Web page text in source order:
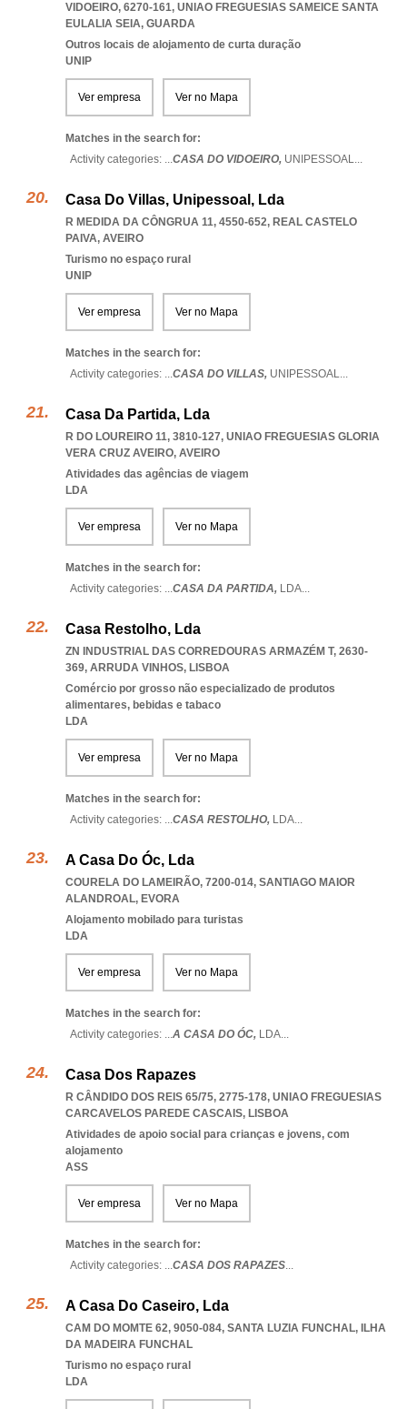
VIDOEIRO, 6270-161, UNIAO FREGUESIAS SAMEICE SANTA
EULALIA SEIA, GUARDA
Outros locais de alojamento de curta duração
UNIP
Ver empresa Ver no Mapa
Matches in the search for:
Activity categories: ...CASA DO VIDOEIRO, UNIPESSOAL...
Casa Do Villas, Unipessoal, Lda
R MEDIDA DA CÔNGRUA 11, 4550-652, REAL CASTELO
PAIVA, AVEIRO
Turismo no espaço rural
UNIP
Ver empresa Ver no Mapa
Matches in the search for:
Activity categories: ...CASA DO VILLAS, UNIPESSOAL...
Casa Da Partida, Lda
R DO LOUREIRO 11, 3810-127, UNIAO FREGUESIAS GLORIA
VERA CRUZ AVEIRO, AVEIRO
Atividades das agências de viagem
LDA
Ver empresa Ver no Mapa
Matches in the search for:
Activity categories: ...CASA DA PARTIDA, LDA...
Casa Restolho, Lda
ZN INDUSTRIAL DAS CORREDOURAS ARMAZÉM T, 2630-
369, ARRUDA VINHOS, LISBOA
Comércio por grosso não especializado de produtos
alimentares, bebidas e tabaco
LDA
Ver empresa Ver no Mapa
Matches in the search for:
Activity categories: ...CASA RESTOLHO, LDA...
A Casa Do Óc, Lda
COURELA DO LAMEIRÃO, 7200-014, SANTIAGO MAIOR
ALANDROAL, EVORA
Alojamento mobilado para turistas
LDA
Ver empresa Ver no Mapa
Matches in the search for:
Activity categories: ...A CASA DO ÓC, LDA...
Casa Dos Rapazes
R CÂNDIDO DOS REIS 65/75, 2775-178, UNIAO FREGUESIAS
CARCAVELOS PAREDE CASCAIS, LISBOA
Atividades de apoio social para crianças e jovens, com
alojamento
ASS
Ver empresa Ver no Mapa
Matches in the search for:
Activity categories: ...CASA DOS RAPAZES...
A Casa Do Caseiro, Lda
CAM DO MOMTE 62, 9050-084, SANTA LUZIA FUNCHAL, ILHA
DA MADEIRA FUNCHAL
Turismo no espaço rural
LDA